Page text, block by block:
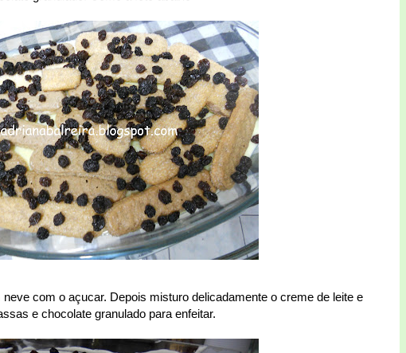
com o açucar. Depois misturo delicadamente o creme de leite e
e chocolate granulado para enfeitar.